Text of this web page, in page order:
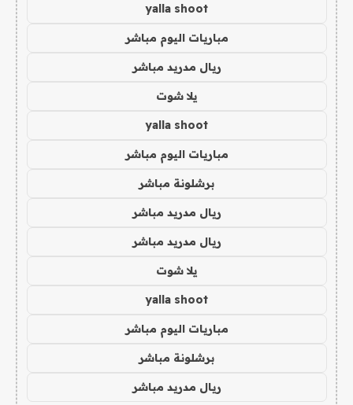
yalla shoot
مباريات اليوم مباشر
ريال مدريد مباشر
يلا شوت
yalla shoot
مباريات اليوم مباشر
برشلونة مباشر
ريال مدريد مباشر
ريال مدريد مباشر
يلا شوت
yalla shoot
مباريات اليوم مباشر
برشلونة مباشر
ريال مدريد مباشر